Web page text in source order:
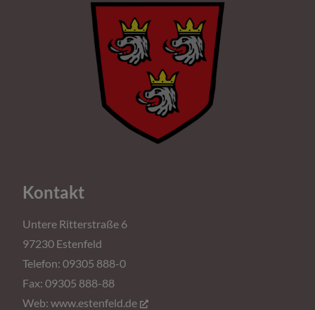
Kontakt
Untere Ritterstraße 6
97230 Estenfeld
Telefon: 09305 888-0
Fax: 09305 888-88
Web: www.estenfeld.de